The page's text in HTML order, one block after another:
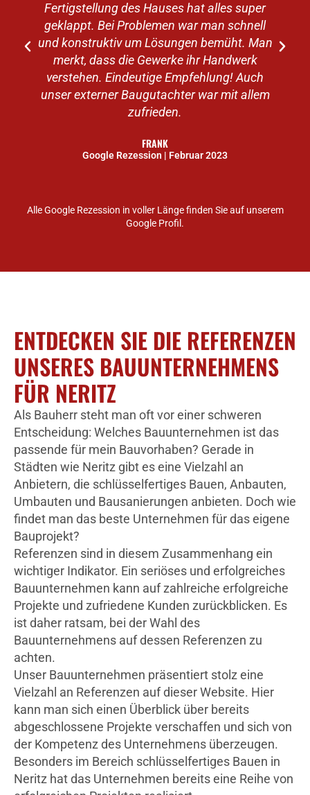
Fertigstellung des Hauses hat alles super
geklappt. Bei Problemen war man schnell
und konstruktiv um Lösungen bemüht. Man
merkt, dass die Gewerke ihr Handwerk
verstehen. Eindeutige Empfehlung! Auch
unser externer Baugutachter war mit allem
zufrieden.
FRANK
Google Rezession | Februar 2023
Alle Google Rezession in voller Länge finden Sie auf unserem
Google Profil.
ENTDECKEN SIE DIE REFERENZEN
UNSERES BAUUNTERNEHMENS
FÜR NERITZ
Als Bauherr steht man oft vor einer schweren
Entscheidung: Welches Bauunternehmen ist das
passende für mein Bauvorhaben? Gerade in
Städten wie Neritz gibt es eine Vielzahl an
Anbietern, die schlüsselfertiges Bauen, Anbauten,
Umbauten und Bausanierungen anbieten. Doch wie
findet man das beste Unternehmen für das eigene
Bauprojekt?
Referenzen sind in diesem Zusammenhang ein
wichtiger Indikator. Ein seriöses und erfolgreiches
Bauunternehmen kann auf zahlreiche erfolgreiche
Projekte und zufriedene Kunden zurückblicken. Es
ist daher ratsam, bei der Wahl des
Bauunternehmens auf dessen Referenzen zu
achten.
Unser Bauunternehmen präsentiert stolz eine
Vielzahl an Referenzen auf dieser Website. Hier
kann man sich einen Überblick über bereits
abgeschlossene Projekte verschaffen und sich von
der Kompetenz des Unternehmens überzeugen.
Besonders im Bereich schlüsselfertiges Bauen in
Neritz hat das Unternehmen bereits eine Reihe von